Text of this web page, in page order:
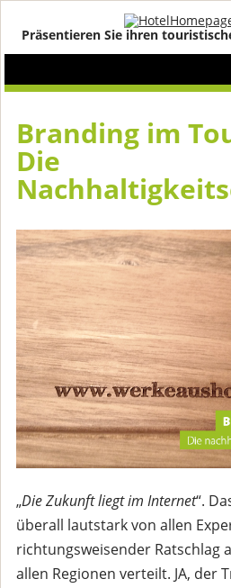
Präsentieren Sie ihren
Branding im
Die
„Die Zukunft liegt im Internet“.
überall lautstark von allen
richtungsweisender Ratschlag
allen Regionen verteilt. JA, der